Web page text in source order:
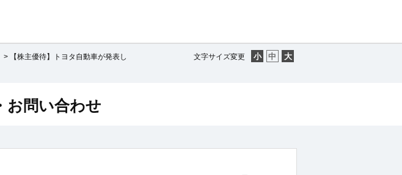
文字サイズ変更
>
【株主優待】トヨタ自動車が発表し
お問い合わせ